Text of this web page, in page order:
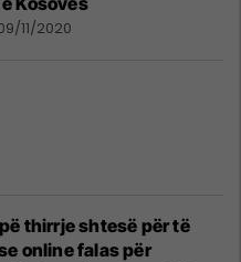
11/2020
thirrje shtesë për të
online falas për